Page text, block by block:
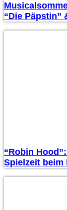
“Die Päpstin”
“Robin
Spielzeit beim